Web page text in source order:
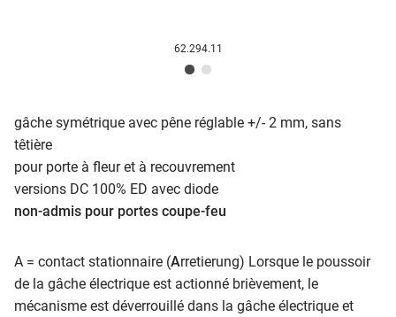
62.294.11
gâche symétrique avec pêne réglable +/- 2 mm, sans
têtière
pour porte à fleur et à recouvrement
versions DC 100% ED avec diode
non-admis pour portes coupe-feu
A = contact stationnaire (Arretierung) Lorsque le poussoir
de la gâche électrique est actionné brièvement, le
mécanisme est déverrouillé dans la gâche électrique et